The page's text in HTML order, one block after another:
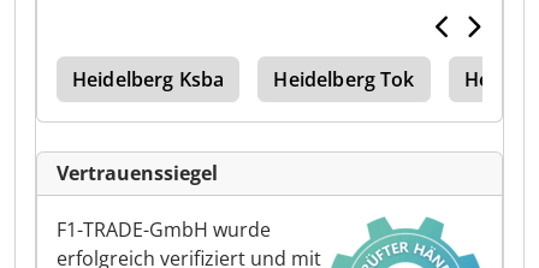
Heidelberg Ksba Heidelberg Tok
Vertrauenssiegel
F1-TRADE-GmbH wurde
erfolgreich verifiziert und mit